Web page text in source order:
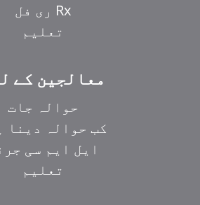
Rx ری فل
تعلیم
معالجین کے
حوالہ جات
کب حوالہ دینا
ایل ایم سی
تعلیم